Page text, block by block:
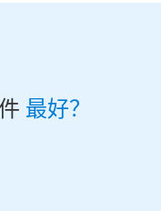
最好？